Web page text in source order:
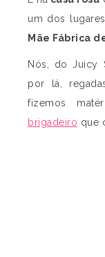
um dos
Mãe Fábrica
Nós, do Juicy
por lá,
fizemos
brigadeiro que